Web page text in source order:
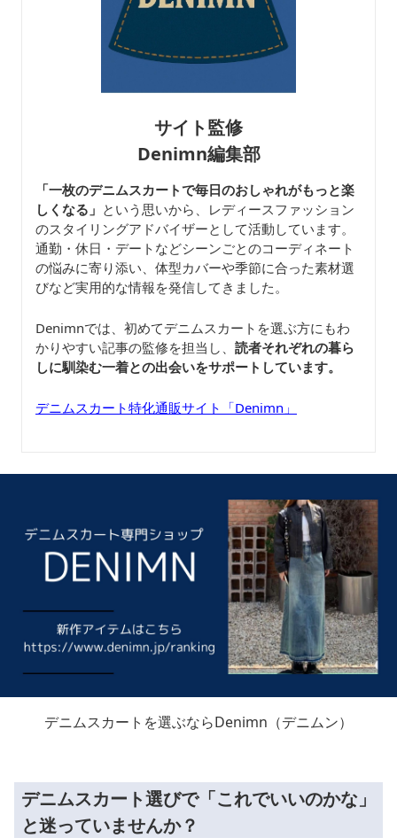
サイト監修
Denimn編集部
「一枚のデニムスカートで毎日のおしゃれがもっと楽
しくなる」 という思いから、レディースファッション
のスタイリングアドバイザーとして活動しています。
通勤・休日・デートなどシーンごとのコーディネート
の悩みに寄り添い、体型カバーや季節に合った素材選
びなど実用的な情報を発信してきました。
Denimnでは、初めてデニムスカートを選ぶ方にもわ
かりやすい記事の監修を担当し、 読者それぞれの暮ら
しに馴染む一着との出会いをサポートしています。
デニムスカート特化通販サイト「Denimn」
デニムスカートを選ぶならDenimn（デニムン）
デニムスカート選びで「これでいいのかな」
と迷っていませんか？